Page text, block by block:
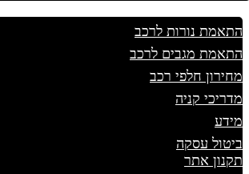
התאמת נורות לרכב
התאמת מגבים לרכב
מחירון חלפי רכב
מדריכי קניה
מידע
ביטול עסקה
תקנון אתר